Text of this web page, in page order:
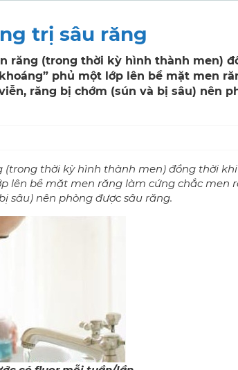
trị sâu răng
răng (trong thời kỳ hình thành men)
phủ một lớp lên bề mặt men
răng bị chớm (sún và bị sâu) nên
(trong thời kỳ hình thành men) đồng thời
lên bề mặt men răng làm cứng chắc men
sâu) nên phòng được sâu răng.